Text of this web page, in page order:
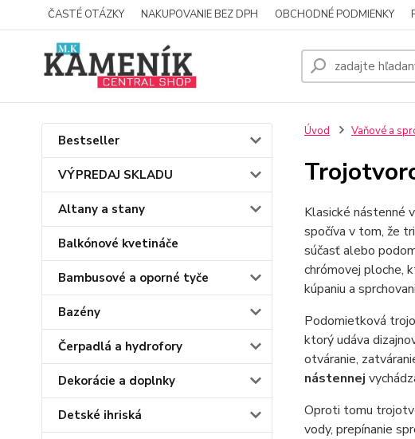
ČASTÉ OTÁZKY NAKUPOVANIE BEZ DPH OBCHODNÉ PODMIENKY
Bestseller
VÝPREDAJ SKLADU
Altany a stany
Balkónové kvetináče
Bambusové a oporné tyče
Bazény
Čerpadlá a hydrofory
Dekorácie a doplnky
Detské ihriská
Úvod Vaňové a
Klasické nástenné
spočíva v tom, že
súčasť alebo
chrómovej ploche,
kúpaniu a
Podomietková
ktorý udáva
otváranie,
nástennej
Oproti tomu
vody, prepínanie